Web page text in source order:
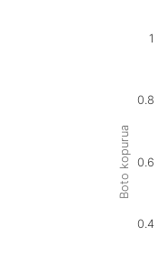
Boto kopurua
0.4
0.6
0.8
1